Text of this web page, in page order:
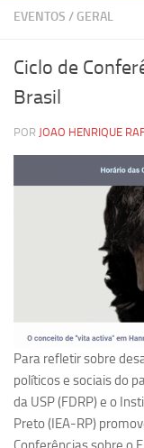
Página Inicial
Inscrição
Grupos de Estudo
Carreira
Ciência,
Grupo de
em Saúde
Grupos de
Grupos de
EVENTOS / GERAL
Ciclo de
Brasil
POR JOAO HENRIQUE
Para refletir sobre
políticos e sociais do
da USP (FDRP) e o
Preto (IEA-RP)